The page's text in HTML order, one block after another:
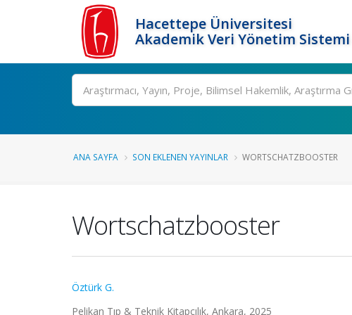
Hacettepe Üniversitesi
Akademik Veri Yönetim Sistemi
Ara
ANA SAYFA SON EKLENEN YAYINLAR WORTSCHATZBOOSTER
Wortschatzbooster
Öztürk G.
Pelikan Tıp & Teknik Kitapçılık, Ankara, 2025